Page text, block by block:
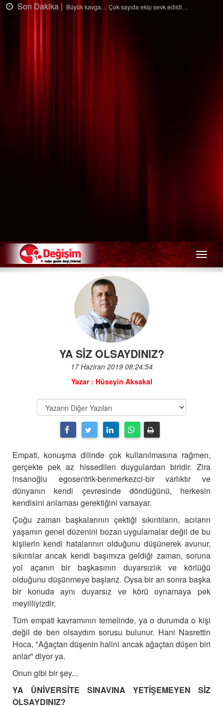
Son Dakika |Ağaçtan düştü…
Menü
YA SİZ OLSAYDINIZ?
17 Haziran 2019 08:24:54
Yazar : Hüseyin Aksakal
Empati, konuşma dilinde çok kullanılmasına rağmen,
gerçekte pek az hissedilen duygulardan biridir. Zira
insanoğlu egosentrik-benmerkezci-bir varlıktır ve
dünyanın kendi çevresinde döndüğünü, herkesin
kendisini anlaması gerektiğini varsayar.
Çoğu zaman başkalarının çektiği sıkıntıların, acıların
yaşamın genel düzenini bozan uygulamalar değil de bu
kişilerin kendi hatalarının olduğunu düşünerek avunur,
sıkıntılar ancak kendi başımıza geldiği zaman, soruna
yol açanın bir başkasının duyarsızlık ve körlüğü
olduğunu düşünmeye başlarız. Oysa bir an sonra başka
bir konuda aynı duyarsız ve körü oynamaya pek
meyilliyizdir.
Tüm empati kavramının temelinde, ya o durumda o kişi
değil de ben olsaydım sorusu bulunur. Hani Nasrettin
Hoca, "Ağaçtan düşenin halini ancak ağaçtan düşen biri
anlar" diyor ya.
Onun gibi bir şey...
YA ÜNİVERSİTE SINAVINA YETİŞEMEYEN SİZ
OLSAYDINIZ?